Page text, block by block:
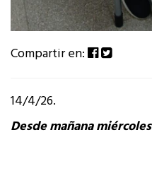
Compartir en:
14/4/26.
Desde mañana miércoles